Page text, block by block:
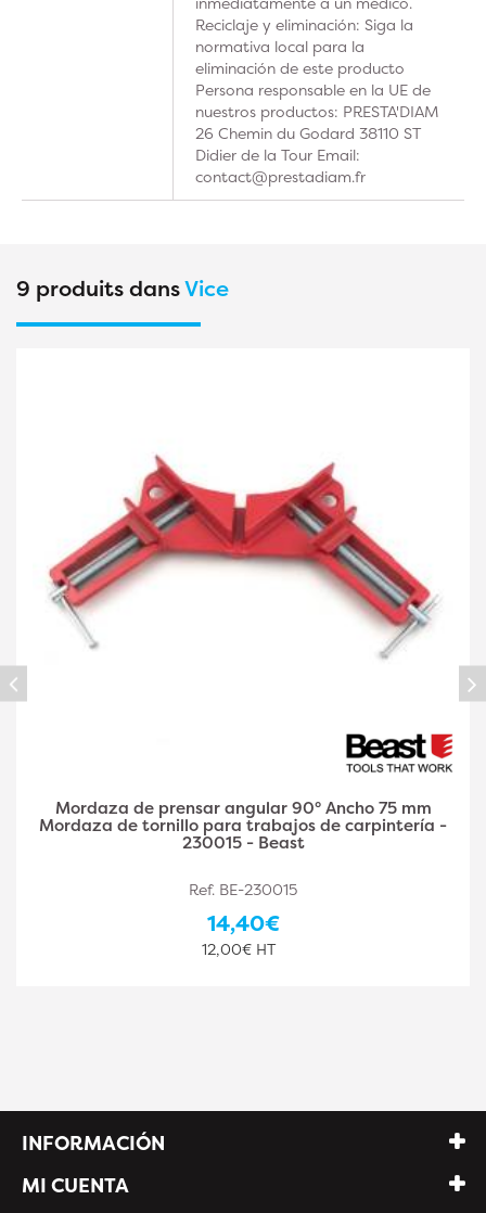
Reciclaje y eliminación: Siga la
normativa local para la
eliminación de este producto
Persona responsable en la UE de
nuestros productos: PRESTA'DIAM
26 Chemin du Godard 38110 ST
Didier de la Tour Email:
contact@prestadiam.fr
9 produits dansVice
Mordaza de prensar angular 90° Ancho 75 mm
Mordaza de tornillo para trabajos de carpintería -
230015 - Beast
Ref. BE-230015
14,40€
12,00€ HT
INFORMACIÓN
MI CUENTA